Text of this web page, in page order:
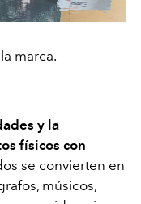
marca.
y la
físicos con
se convierten en
músicos,